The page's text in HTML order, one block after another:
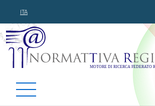
ITA
Normattiva